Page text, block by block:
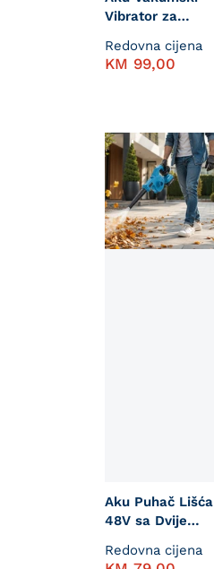
Vibrator za
Redovna cijena
KM 99,00
Aku Puhač Lišća
48V sa Dvije
Redovna cijena